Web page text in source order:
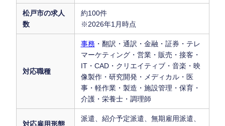
松戸市の求人
数
約100件
※2026年1月時点
対応職種
事務 ・翻訳・通訳・金融・証券・テレ
マーケティング・営業・販売・接客・
IT・CAD・クリエイティブ・音楽・映
像製作・研究開発・メディカル・医
事・軽作業・製造・施設管理・保育・
介護・栄養士・調理師
対応雇用形態
派遣、紹介予定派遣、無期雇用派遣、